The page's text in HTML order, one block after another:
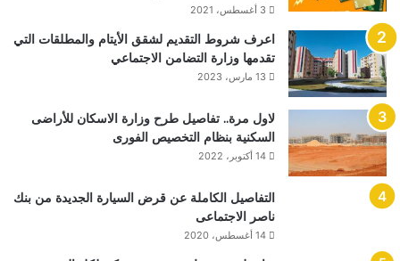
3 أغسطس، 2021
اعرف شروط التقديم لشقق الأيتام والمطلقات التي
تقدمها وزارة التضامن الاجتماعي
13 مارس، 2023
لاول مرة.. تفاصيل طرح وزارة الاسكان للأراضى
السكنية بنظام التخصيص الفورى
14 أكتوبر، 2022
التفاصيل الكاملة عن قرض السيارة الجديدة من بنك
ناصر الاجتماعى
14 أغسطس، 2020